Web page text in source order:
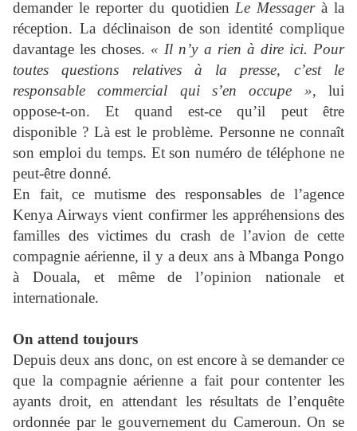
demander le reporter du quotidien Le Messagerà la
réception. La déclinaison de son identité complique
davantage les choses. « Il n’y a rien à dire ici. Pour
toutes questions relatives à la presse, c’est le
responsable commercial qui s’en occupe », lui
oppose-t-on. Et quand est-ce qu’il peut être
disponible ? Là est le problème. Personne ne connaît
son emploi du temps. Et son numéro de téléphone ne
peut-être donné.
En fait, ce mutisme des responsables de l’agence
Kenya Airways vient confirmer les appréhensions des
familles des victimes du crash de l’avion de cette
compagnie aérienne, il y a deux ans à Mbanga Pongo
à Douala, et même de l’opinion nationale et
internationale.
On attend toujours
Depuis deux ans donc, on est encore à se demander ce
que la compagnie aérienne a fait pour contenter les
ayants droit, en attendant les résultats de l’enquête
ordonnée par le gouvernement du Cameroun. On se